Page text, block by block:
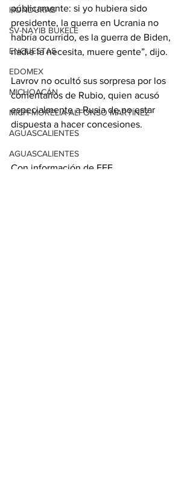
HONDURAS
SV-NAYIB BUKELE
ENCUESTAS
EDOMEX
MICHOACÁN
MICH-MORELIA-ALFONSO MARTÍNEZ
AGUASCALIENTES
AGUASCALIENTES
públicamente: si yo hubiera sido
presidente, la guerra en Ucrania no
habría ocurrido, es la guerra de Biden,
nadie la necesita, muere gente”, dijo.
Lavrov no ocultó sus sorpresa por los
comentarios de Rubio, quien acusó
especialmente a Rusia de no estar
dispuesta a hacer concesiones.
Con información de EFE